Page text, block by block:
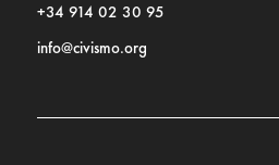
+34 914 02 30 95
info@civismo.org